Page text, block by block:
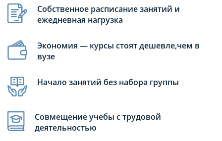
Собственное расписание занятий и
ежедневная нагрузка
Экономия — курсы стоят дешевле,чем в
вузе
Начало занятий без набора группы
Совмещение учебы с трудовой
деятельностью